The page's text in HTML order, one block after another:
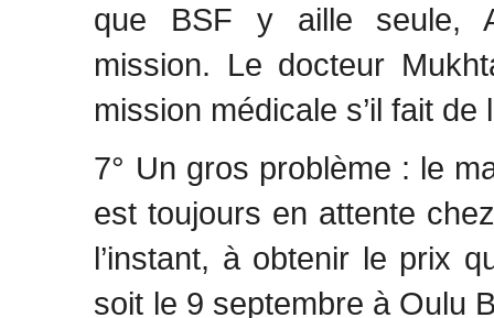
que BSF y aille seule,
mission. Le docteur
mission médicale s’il fait de
7° Un gros problème : le
est toujours en attente
l’instant, à obtenir le prix
soit le 9 septembre à Oulu